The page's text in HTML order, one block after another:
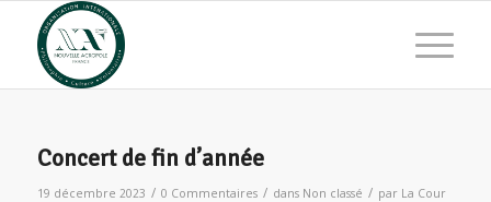
Concert de fin d’année
19 décembre 2023 / 0 Commentaires / dans Non classé / par La Cour